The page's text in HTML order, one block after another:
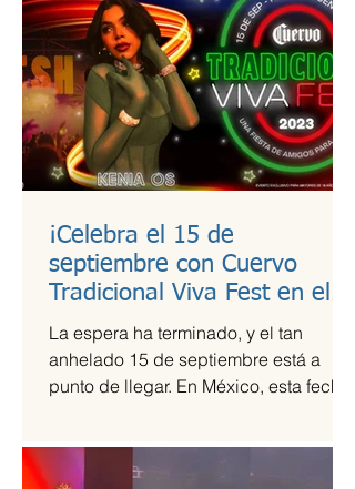
¡Celebra el 15 de
septiembre con Cuervo
Tradicional Viva Fest en el
Parque Bicentenario!
La espera ha terminado, y el tan
anhelado 15 de septiembre está a
punto de llegar. En México, esta fecha